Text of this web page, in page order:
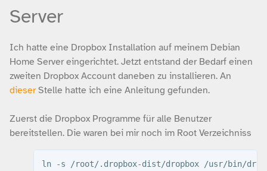
Server
Ich hatte eine Dropbox Installation auf meinem Debian
Home Server eingerichtet. Jetzt entstand der Bedarf einen
zweiten Dropbox Account daneben zu installieren. An
dieserStelle hatte ich eine Anleitung gefunden.
Zuerst die Dropbox Programme für alle Benutzer
bereitstellen. Die waren bei mir noch im Root Verzeichniss
ln -s /root/.dropbox-dist/dropbox /usr/bin/